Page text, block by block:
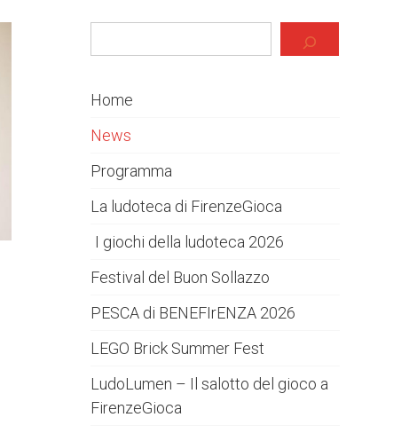
Home
News
Programma
La ludoteca di FirenzeGioca
I giochi della ludoteca 2026
Festival del Buon Sollazzo
PESCA di BENEFIrENZA 2026
LEGO Brick Summer Fest
LudoLumen – Il salotto del gioco a
FirenzeGioca